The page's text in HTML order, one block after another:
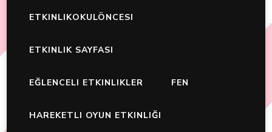
ETKINLIKOKULÖNCESI
ETKINLIK SAYFASI
EĞLENCELI ETKINLIKLER FEN
HAREKETLI OYUN ETKINLIĞI